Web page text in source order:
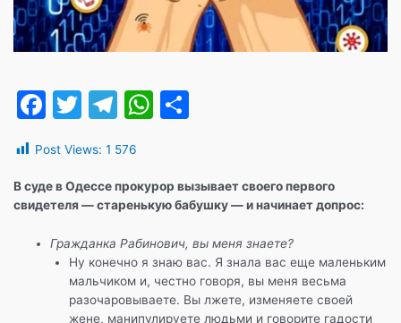
F
c
e
b
o
o
T
itt
er
T
e
gr
a
m
W
s
A
p
p
р
а
в
и
т
Post Views: 1 576
В суде в Одессе прокурор вызывает своего первого
свидетеля — старенькую бабушку — и начинает допрос:
Гражданка Рабинович, вы меня знаете?
Ну конечно я знаю вас. Я знала вас еще маленьким
мальчиком и, честно говоря, вы меня весьма
разочаровываете. Вы лжете, изменяете своей
жене, манипулируете людьми и говорите гадости